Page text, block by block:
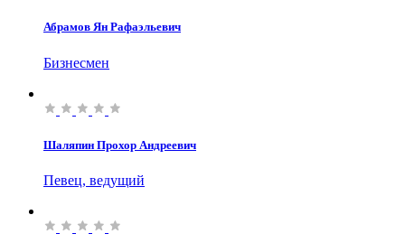
Абрамов Ян Рафаэльевич
Бизнесмен
Шаляпин Прохор Андреевич
Певец, ведущий